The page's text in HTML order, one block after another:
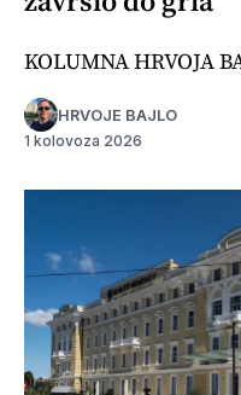
KOLUMNA HRVOJA
HRVOJE BAJLO
1 kolovoza 2026